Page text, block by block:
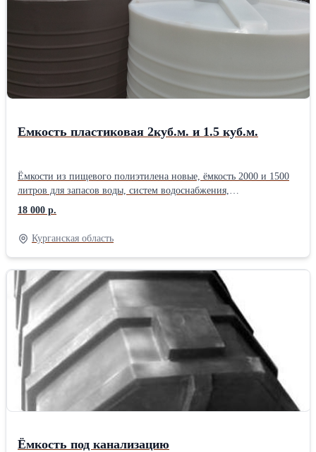
Емкость пластиковая 2куб.м. и 1.5 куб.м.
Ёмкости из пищевого полиэтилена новые, ёмкость 2000 и 1500
литров для запасов воды, систем водоснабжения,
пожаротушения, полив, пищевые и химические жидкости,
дизтопливо и другие технические сооружения. Белая емкость 2
куб.м. - 22 т.р .,серая 20 т.р. Ёмкость 1.5 куб.м. Белая 20 т.р.
серая 18 т.р. Установка крышки на 350мм., врезка необходимой
резьбы и цвет изделия сделаем под заказ. Все ёмкости в наличии
г. Курган.
18 000 р.
Курганская область
Ёмкость под канализацию